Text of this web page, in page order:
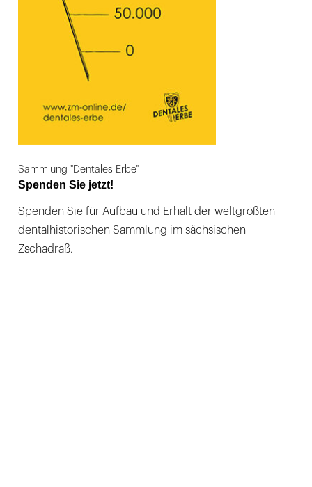
Sammlung "Dentales Erbe"
Spenden Sie jetzt!
Spenden Sie für Aufbau und Erhalt der weltgrößten
dentalhistorischen Sammlung im sächsischen
Zschadraß.